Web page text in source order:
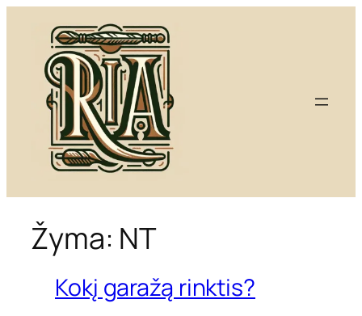
turinio
Žyma: NT
Kokį garažą rinktis?